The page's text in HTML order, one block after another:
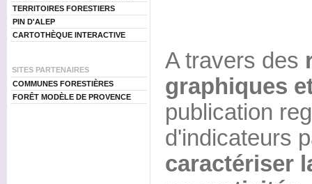
TERRITOIRES FORESTIERS
PIN D'ALEP
CARTOTHÈQUE INTERACTIVE
SITES PARTENAIRES
COMMUNES FORESTIÈRES
FORÊT MODÈLE DE PROVENCE
A travers des
graphiques
publication
d'indicateurs
caractériser